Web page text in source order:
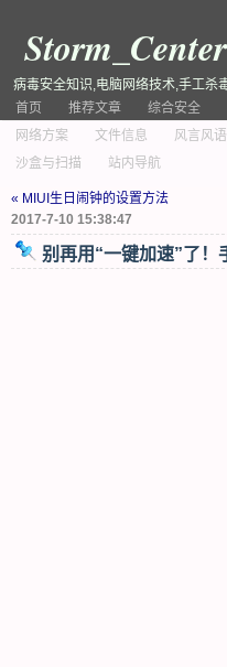
Storm_Center
病毒安全知识,电脑网络技术,手工杀
首页
推荐文章 综合安全
网络方案
文件信息 风言风语
沙盒与扫描
站内导航
« MIUI生日闹钟的设置方法
2017-7-10 15:38:47
别再用“一键加速”了